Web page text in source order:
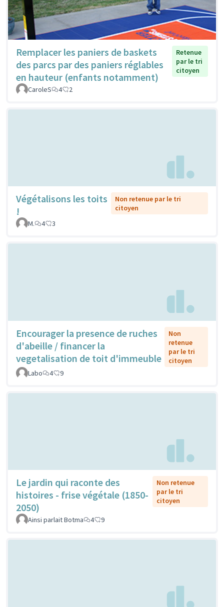
Remplacer les paniers de baskets
des parcs par des paniers réglables
en hauteur (enfants notamment)
Retenue
par le tri
citoyen
CaroleS 4 2
Végétalisons les toits
!
Non retenue par le tri
citoyen
M.
4 3
Encourager la presence de ruches
d'abeille / financer la
vegetalisation de toit d'immeuble
Non
retenue
par le tri
citoyen
Labo
4 9
Le jardin qui raconte des
histoires - frise végétale (1850-
2050)
Non retenue
par le tri
citoyen
Ainsi parlait Botma 4 9